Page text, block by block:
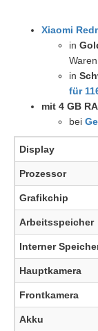
Xiaomi
in
in
für
mit 4 GB
bei
Display
Prozessor
Grafikchip
Arbeitsspeicher
Interner
Hauptkamera
Frontkamera
Akku